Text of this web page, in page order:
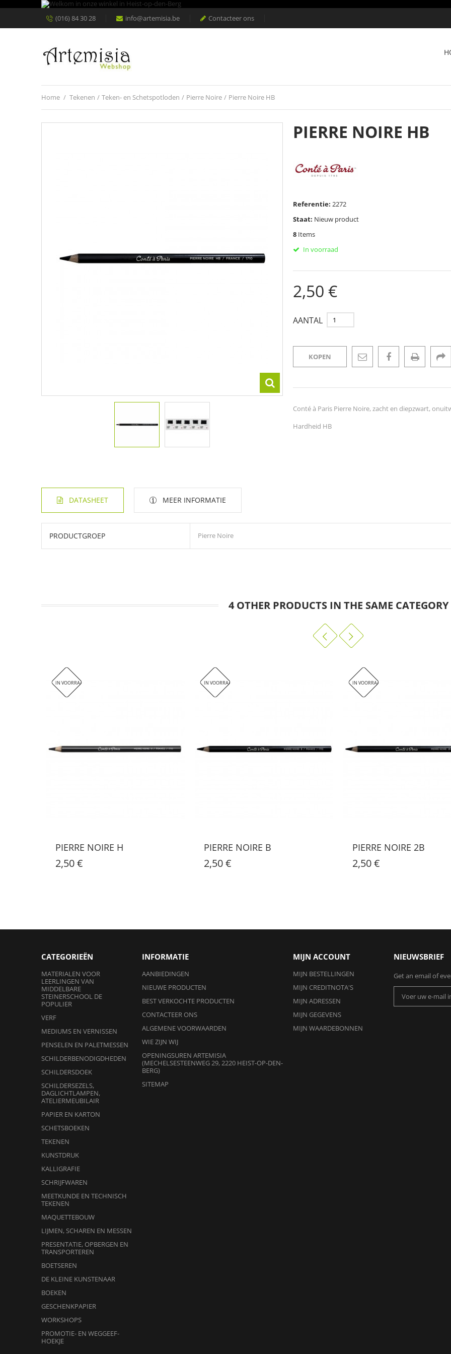
(016) 84 30 28 info@artemisia.be Contacteer ons
Home / Tekenen / Teken- en Schetspotloden / Pierre Noire / Pierre Noire HB
PIERRE NOIRE HB
Referentie: 2272
Staat: Nieuw product
8 Items
In voorraad
2,50 €
AANTAL
KOPEN
Conté à Paris Pierre Noire, zacht en diepzwart,
Hardheid HB
DATASHEET MEER INFORMATIE
PRODUCTGROEP Pierre Noire
4 OTHER PRODUCTS IN THE SAME CATEGORY
IN VOORRAAD
PIERRE NOIRE H
2,50 €
IN VOORRAAD
PIERRE NOIRE B
2,50 €
IN VOORRAAD
PIERRE NOIRE 2B
2,50 €
CATEGORIEËN
MATERIALEN VOOR
LEERLINGEN VAN
MIDDELBARE
STEINERSCHOOL DE
POPULIER
VERF
MEDIUMS EN VERNISSEN
PENSELEN EN PALETMESSEN
SCHILDERBENODIGDHEDEN
SCHILDERSDOEK
SCHILDERSEZELS,
DAGLICHTLAMPEN,
ATELIERMEUBILAIR
PAPIER EN KARTON
SCHETSBOEKEN
TEKENEN
KUNSTDRUK
KALLIGRAFIE
SCHRIJFWAREN
MEETKUNDE EN TECHNISCH
TEKENEN
MAQUETTEBOUW
LIJMEN, SCHAREN EN MESSEN
PRESENTATIE, OPBERGEN EN
TRANSPORTEREN
BOETSEREN
DE KLEINE KUNSTENAAR
BOEKEN
GESCHENKPAPIER
WORKSHOPS
PROMOTIE- EN WEGGEEF-
HOEKJE
INFORMATIE
AANBIEDINGEN
NIEUWE PRODUCTEN
BEST VERKOCHTE PRODUCTEN
CONTACTEER ONS
ALGEMENE VOORWAARDEN
WIE ZIJN WIJ
OPENINGSUREN ARTEMISIA
(MECHELSESTEENWEG 29, 2220 HEIST-OP-DEN-
BERG)
SITEMAP
MIJN ACCOUNT
MIJN BESTELLINGEN
MIJN CREDITNOTA'S
MIJN ADRESSEN
MIJN GEGEVENS
MIJN WAARDEBONNEN
NIEUWSBRIEF
Get an email of